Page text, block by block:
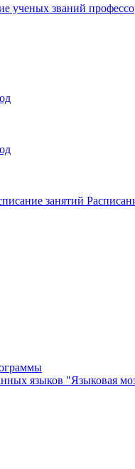
ученых званий
занятий
языков "Языковая